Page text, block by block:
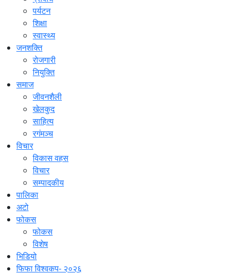
पर्यटन
शिक्षा
स्वास्थ्य
जनशक्ति
रोजगारी
नियुक्ति
समाज
जीवनशैली
खेलकुद
साहित्य
रगंमञ्च
विचार
विकास वहस
विचार
सम्पादकीय
पालिका
अटो
फोकस
फोकस
विशेष
भिडियो
फिफा विश्वकप- २०२६